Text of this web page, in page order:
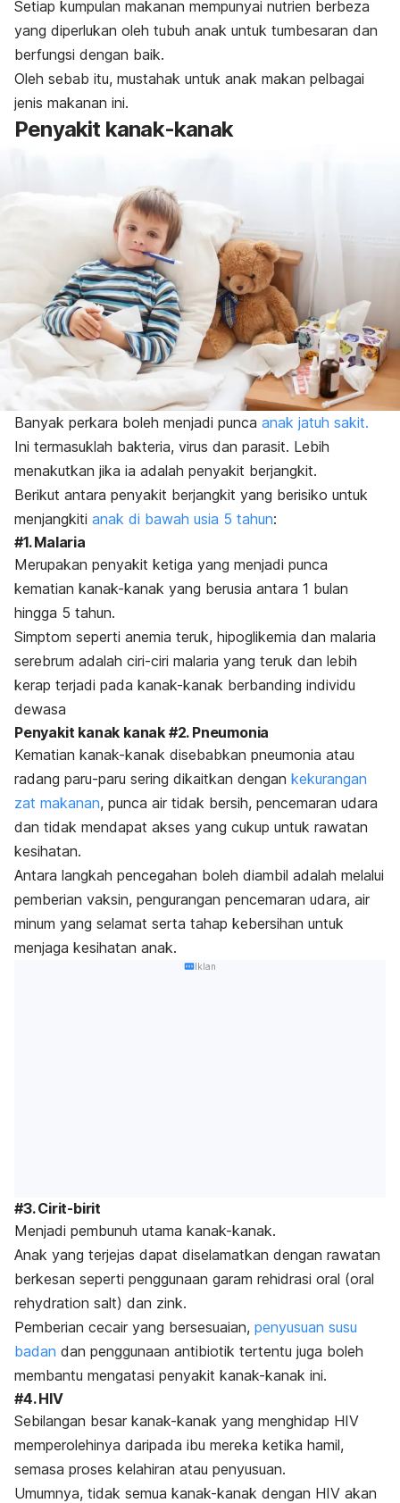
Setiap kumpulan makanan mempunyai nutrien berbeza
yang diperlukan oleh tubuh anak untuk tumbesaran dan
berfungsi dengan baik.
Oleh sebab itu, mustahak untuk anak makan pelbagai
jenis makanan ini.
Penyakit kanak-kanak
Banyak perkara boleh menjadi punca anak jatuh sakit.
Ini termasuklah bakteria, virus dan parasit. Lebih
menakutkan jika ia adalah penyakit berjangkit.
Berikut antara penyakit berjangkit yang berisiko untuk
menjangkiti anak di bawah usia 5 tahun:
#1. Malaria
Merupakan penyakit ketiga yang menjadi punca
kematian kanak-kanak yang berusia antara 1 bulan
hingga 5 tahun.
Simptom seperti anemia teruk, hipoglikemia dan malaria
serebrum adalah ciri-ciri malaria yang teruk dan lebih
kerap terjadi pada kanak-kanak berbanding individu
dewasa
Penyakit kanak kanak #2. Pneumonia
Kematian kanak-kanak disebabkan pneumonia atau
radang paru-paru sering dikaitkan dengan kekurangan
zat makanan, punca air tidak bersih, pencemaran udara
dan tidak mendapat akses yang cukup untuk rawatan
kesihatan.
Antara langkah pencegahan boleh diambil adalah melalui
pemberian vaksin, pengurangan pencemaran udara, air
minum yang selamat serta tahap kebersihan untuk
menjaga kesihatan anak.
Iklan
#3. Cirit-birit
Menjadi pembunuh utama kanak-kanak.
Anak yang terjejas dapat diselamatkan dengan rawatan
berkesan seperti penggunaan garam rehidrasi oral (oral
rehydration salt) dan zink.
Pemberian cecair yang bersesuaian, penyusuan susu
badan dan penggunaan antibiotik tertentu juga boleh
membantu mengatasi penyakit kanak-kanak ini.
#4. HIV
Sebilangan besar kanak-kanak yang menghidap HIV
memperolehinya daripada ibu mereka ketika hamil,
semasa proses kelahiran atau penyusuan.
Umumnya, tidak semua kanak-kanak dengan HIV akan